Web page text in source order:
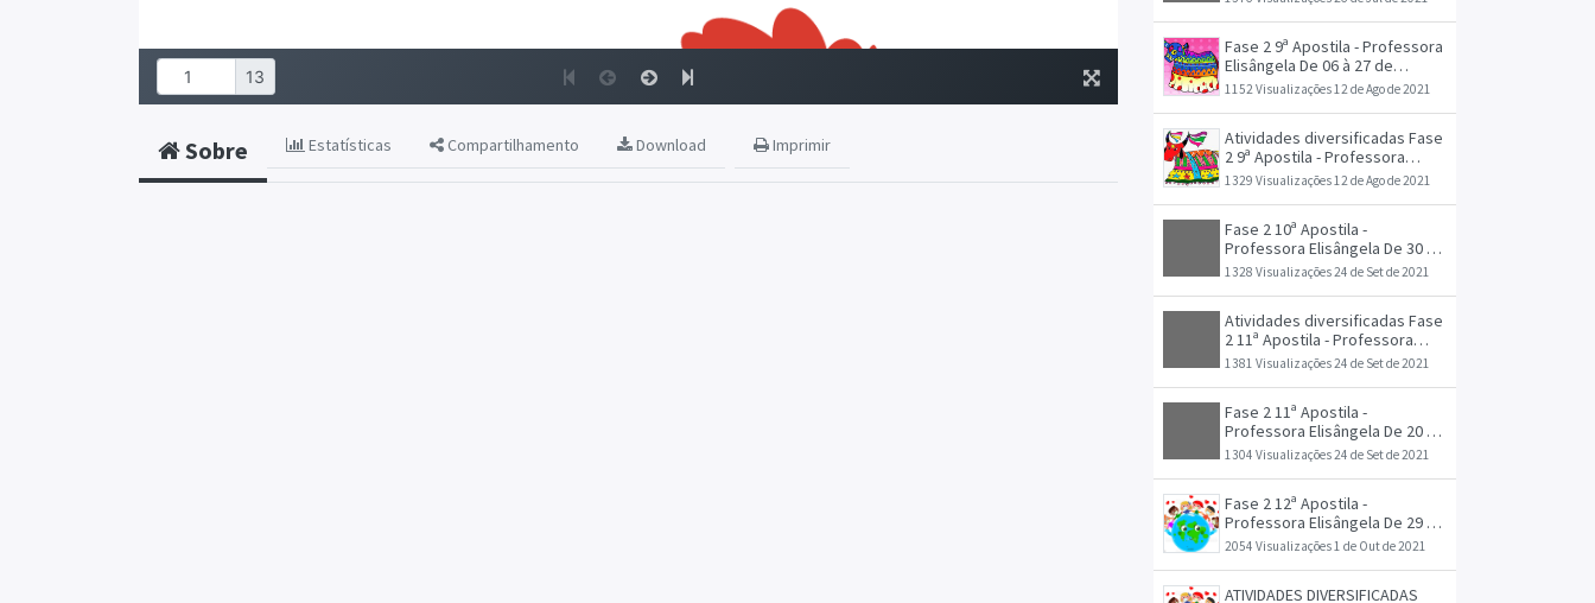
Fase 2 9ª Apostila - Professora
Elisângela De 06 à 27 de
agosto
1152 Visualizações12 de Ago de 2021
Atividades diversificadas Fase
2 9ª Apostila - Professora
Elisângela De 06 à 27 de
1329 Visualizações12 de Ago de 2021
Fase 2 10ª Apostila -
Professora Elisângela De 30 de
agosto à 17 de setembro 1
1328 Visualizações24 de Set de 2021
Atividades diversificadas Fase
2 11ª Apostila - Professora
Elisângela De 20 à 28 de
1381 Visualizações24 de Set de 2021
Fase 2 11ª Apostila -
Professora Elisângela De 20 à
28 de setembro
1304 Visualizações24 de Set de 2021
Fase 2 12ª Apostila -
Professora Elisângela De 29 à
08 de outubro (2)
2054 Visualizações1 de Out de 2021
ATIVIDADES DIVERSIFICADAS
Sobre Estatísticas Compartilhamento Download Imprimir